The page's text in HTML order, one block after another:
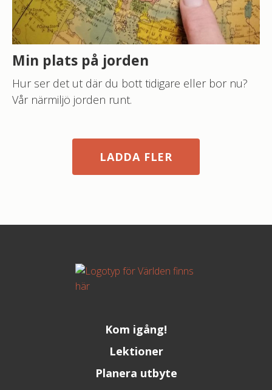
Min plats på jorden
Hur ser det ut där du bott tidigare eller bor nu?
Vår närmiljö jorden runt.
LADDA FLER
Kom igång!
Lektioner
Planera utbyte